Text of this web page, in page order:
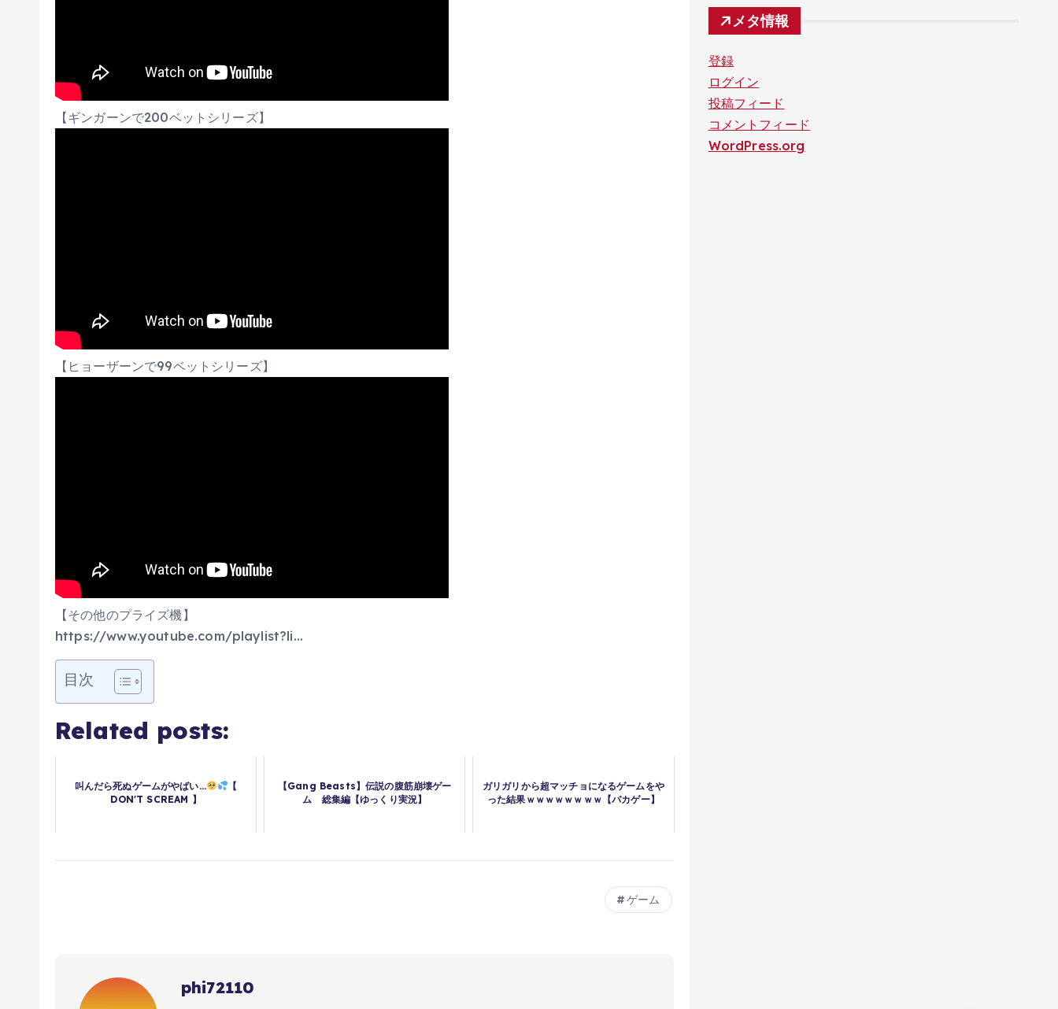
【ギンガーンで200ベットシリーズ】
【ヒョーザーンで99ベットシリーズ】
【その他のプライズ機】
https://www.youtube.com/playlist?li…
目次
Related posts:
叫んだら死ぬゲームがやばい...
【
DON'T SCREAM 】
【Gang Beasts】伝説の腹筋崩壊ゲー
ム 総集編【ゆっくり実況】
ガリガリから超マッチョになるゲームをや
った結果ｗｗｗｗｗｗｗｗ【バカゲー】
ゲーム
phi72110
メタ情報
登録
ログイン
投稿フィード
コメントフィード
WordPress.org